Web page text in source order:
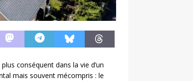
conséquent dans la vie d’un
mais souvent mécompris : le